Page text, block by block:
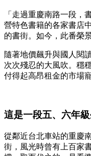
「走過重慶南路一段，
營特色書籍的各家書店
的書街。如今，此番榮
隨著地價飆升與國人閱
次次殘忍的大風吹。穩
付得起高昂租金的市場
這是一段五、六年
從鄰近台北車站的重慶
街，風光時曾有上百家